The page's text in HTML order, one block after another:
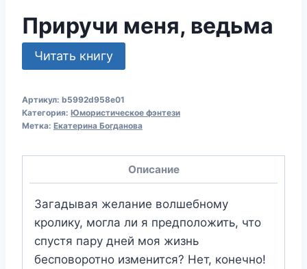
Приручи меня, ведьма
Читать книгу
Артикул: b5992d958e01
Категория: Юмористическое фэнтези
Метка: Екатерина Богданова
Описание
Загадывая желание волшебному
кролику, могла ли я предположить, что
спустя пару дней моя жизнь
бесповоротно изменится? Нет, конечно!